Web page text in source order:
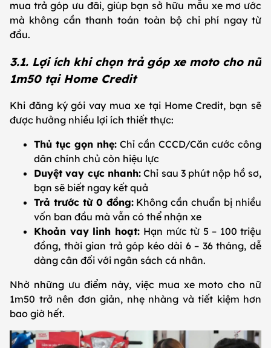
mua trả góp ưu đãi, giúp bạn sở hữu mẫu xe mơ ước
mà không cần thanh toán toàn bộ chi phí ngay từ
đầu.
3.1. Lợi ích khi chọn trả góp xe moto cho nữ
1m50 tại Home Credit
Khi đăng ký gói vay mua xe tại Home Credit, bạn sẽ
được hưởng nhiều lợi ích thiết thực:
Thủ tục gọn nhẹ: Chỉ cần CCCD/Căn cước công
dân chính chủ còn hiệu lực
Duyệt vay cực nhanh:Chỉ sau 3 phút nộp hồ sơ,
bạn sẽ biết ngay kết quả
Trả trước từ 0 đồng:Không cần chuẩn bị nhiều
vốn ban đầu mà vẫn có thể nhận xe
Khoản vay linh hoạt: Hạn mức từ 5 – 100 triệu
đồng, thời gian trả góp kéo dài 6 – 36 tháng, dễ
dàng cân đối với ngân sách cá nhân.
Nhờ những ưu điểm này, việc mua xe moto cho nữ
1m50 trở nên đơn giản, nhẹ nhàng và tiết kiệm hơn
bao giờ hết.